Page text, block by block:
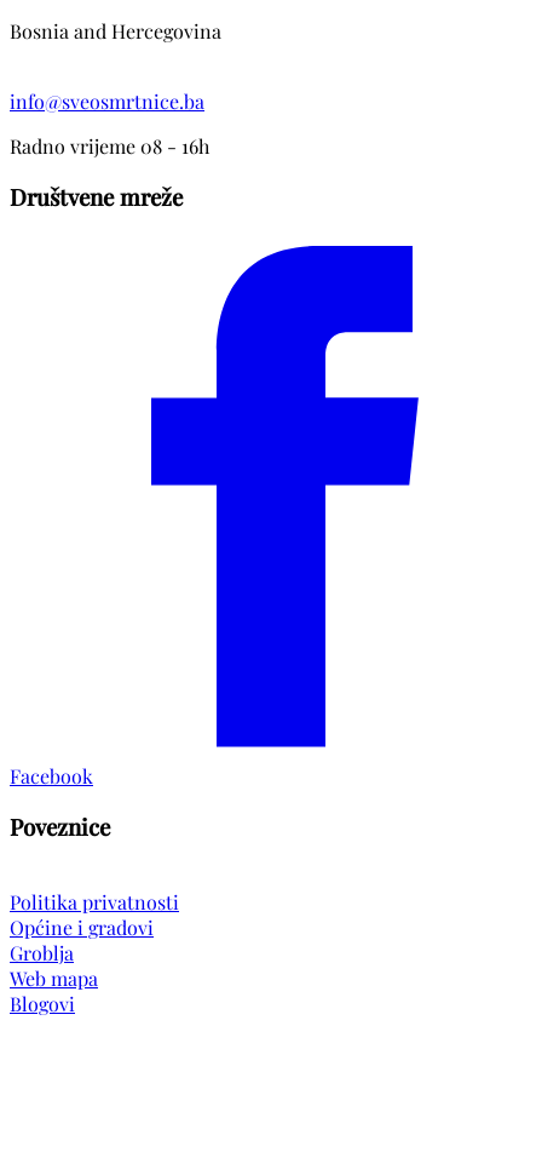
Bosnia and Hercegovina
info@sveosmrtnice.ba
Radno vrijeme 08 - 16h
Društvene mreže
Facebook
Poveznice
Politika privatnosti
Općine i gradovi
Groblja
Web mapa
Blogovi